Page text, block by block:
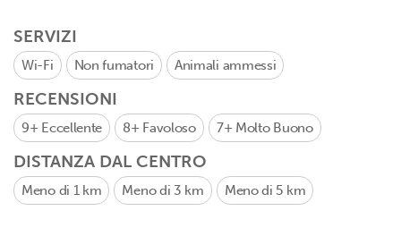
SERVIZI
Wi-Fi Non fumatori Animali ammessi
RECENSIONI
9+ Eccellente 8+ Favoloso 7+ Molto Buono
DISTANZA DAL CENTRO
Meno di 1 km Meno di 3 km Meno di 5 km